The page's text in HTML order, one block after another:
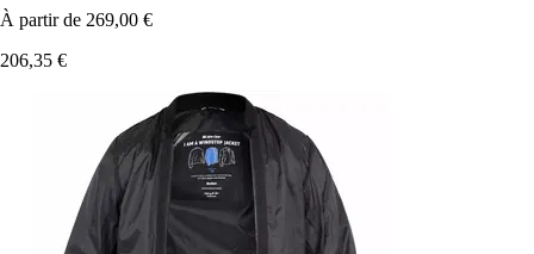
À partir de 269,00 €
206,35 €